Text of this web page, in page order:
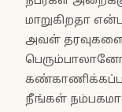
மாறுகிறதா
அவள் தரவுகளை
நீங்கள்